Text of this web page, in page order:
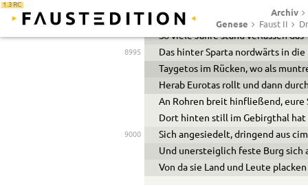
1.3 RC
Archiv
Genese
Faust II
PHORK.
So viele Jahre stand verlassen das
8995
Das hinter Sparta nordwärts in
Taygetos im Rücken, wo als
Herab Eurotas rollt und dann
An Rohren breit hinfließend, eure
Dort hinten still im Gebirgthal hat
9000
Sich angesiedelt, dringend aus
Und unersteiglich feste Burg sich
Von da sie Land und Leute